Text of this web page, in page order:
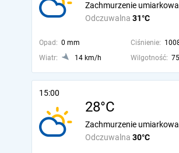
Odczuwalna 31°C
Zachmurzenie
Opad: 0 mm Ciśnienie:
Wiatr:
14 km/h Wilgotność:
15:00
28°C
Odczuwalna 30°C
Zachmurzenie